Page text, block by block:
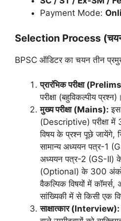
Payment Mode:
Selection Process (चयन
BPSC ऑडिटर का चयन तीन
प्रारंभिक परीक्षा
परीक्षा (बहुविकल्पीय प्रश्न)।
मुख्य परीक्षा (Mains): इस
(Descriptive) परीक्षा में
विषय के प्रश्न पूछे जायेंगे,
सामान्य अध्ययन पत्र-1
अध्ययन पत्र-2 (GS-II)
(Optional) के 300
वैकल्पिक विषयों में कॉमर्स,
सांख्यिकी में से किसी एक
साक्षात्कार (Interview):